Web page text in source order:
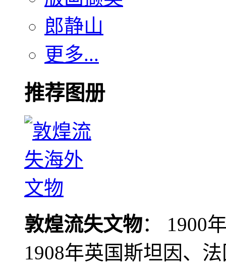
郎静山
更多...
推荐图册
敦煌流失文物： 1900
1908年英国斯坦因、